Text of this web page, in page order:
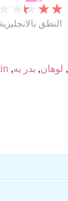
★
★
★
النطق بالانجليزية
, لوهان, بدر يه,